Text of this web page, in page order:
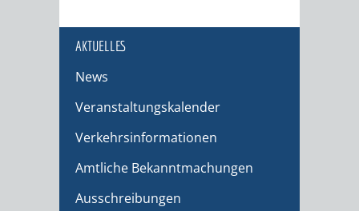
AKTUELLES
News
Veranstaltungskalender
Verkehrsinformationen
Amtliche Bekanntmachungen
Ausschreibungen